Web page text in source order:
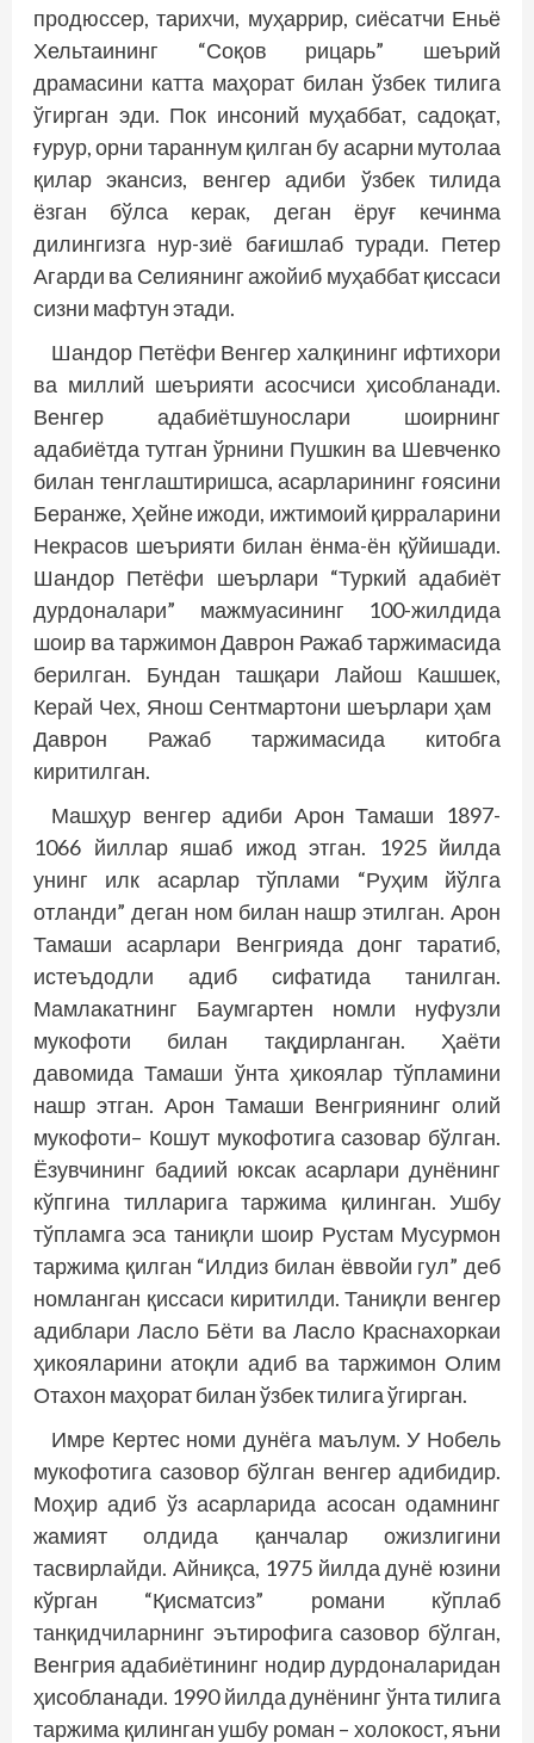
продюссер, тарихчи, муҳаррир, сиёсатчи Еньё
Хельтаининг “Соқов рицарь” шеърий
драмасини катта маҳорат билан ўзбек тилига
ўгирган эди. Пок инсоний муҳаббат, садоқат,
ғурур, орни тараннум қилган бу асарни мутолаа
қилар экансиз, венгер адиби ўзбек тилида
ёзган бўлса керак, деган ёруғ кечинма
дилингизга нур-зиё бағишлаб туради. Петер
Агарди ва Селиянинг ажойиб муҳаббат қиссаси
сизни мафтун этади.
Шандор Петёфи Венгер халқининг ифтихори
ва миллий шеърияти асосчиси ҳисобланади.
Венгер адабиётшунослари шоирнинг
адабиётда тутган ўрнини Пушкин ва Шевченко
билан тенглаштиришса, асарларининг ғоясини
Беранже, Ҳейне ижоди, ижтимоий қирраларини
Некрасов шеърияти билан ёнма-ён қўйишади.
Шандор Петёфи шеърлари “Туркий адабиёт
дурдоналари” мажмуасининг 100-жилдида
шоир ва таржимон Даврон Ражаб таржимасида
берилган. Бундан ташқари Лайош Кашшек,
Керай Чех, Янош Сентмартони шеърлари ҳам
Даврон Ражаб таржимасида китобга
киритилган.
Машҳур венгер адиби Арон Тамаши 1897-
1066 йиллар яшаб ижод этган. 1925 йилда
унинг илк асарлар тўплами “Руҳим йўлга
отланди” деган ном билан нашр этилган. Арон
Тамаши асарлари Венг­рияда донг таратиб,
истеъдодли адиб сифатида танилган.
Мамлакатнинг Баумгартен номли нуфузли
мукофоти билан тақдирланган. Ҳаёти
давомида Тамаши ўнта ҳикоялар тўпламини
нашр этган. Арон Тамаши Венгриянинг олий
мукофоти– Кошут мукофотига сазовар бўлган.
Ёзувчининг бадиий юксак асарлари дунё­нинг
кўпгина тилларига таржима қилинган. Ушбу
тўпламга эса таниқли шоир Рустам Мусурмон
таржима қилган “Илдиз билан ёввойи гул” деб
номланган қиссаси киритилди. Таниқли венгер
адиблари Ласло Бёти ва Ласло Краснахоркаи
ҳикояларини атоқли адиб ва таржимон Олим
Отахон маҳорат билан ўзбек тилига ўгирган.
Имре Кертес номи дунёга маълум. У Нобель
мукофотига сазовор бўлган венгер адибидир.
Моҳир адиб ўз асарларида асосан одамнинг
жамият олдида қанчалар ожизлигини
тасвирлайди. Айниқса, 1975 йилда дунё юзини
кўрган “Қисматсиз” романи кўплаб
танқидчиларнинг эътирофига сазовор бўлган,
Венг­рия адабиётининг нодир дурдоналаридан
ҳисобланади. 1990 йилда дунёнинг ўнта тилига
таржима қилинган ушбу роман – холокост, яъни